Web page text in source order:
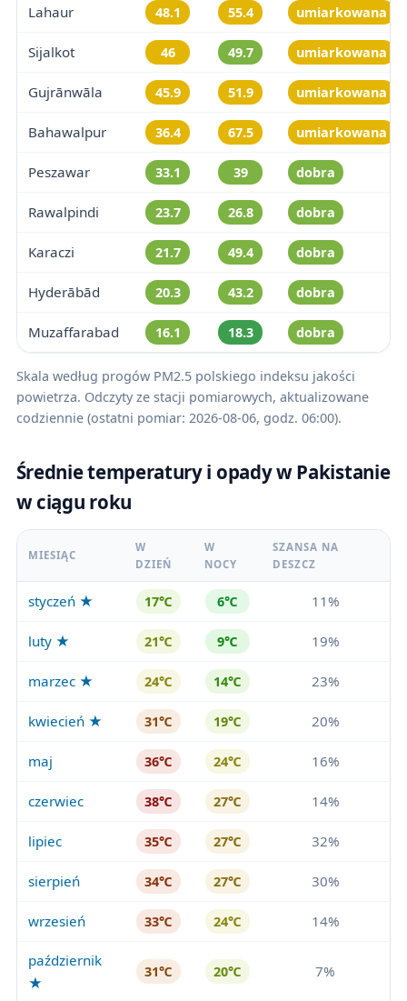
Lahaur 48.1 55.4 umiarkowana
Sijalkot 46 49.7 umiarkowana
Gujrānwāla 45.9 51.9 umiarkowana
Bahawalpur 36.4 67.5 umiarkowana
Peszawar 33.1 39 dobra
Rawalpindi 23.7 26.8 dobra
Karaczi 21.7 49.4 dobra
Hyderābād 20.3 43.2 dobra
Muzaffarabad 16.1 18.3 dobra
Skala według progów PM2.5 polskiego indeksu jakości
powietrza. Odczyty ze stacji pomiarowych, aktualizowane
codziennie (ostatni pomiar: 2026-08-06, godz. 06:00).
Średnie temperatury i opady w Pakistanie
w ciągu roku
MIESIĄC
W
DZIEŃ
W
NOCY
SZANSA NA
DESZCZ
styczeń ★ 17℃ 6℃ 11%
luty ★ 21℃ 9℃ 19%
marzec ★ 24℃ 14℃ 23%
kwiecień ★ 31℃ 19℃ 20%
maj 36℃ 24℃ 16%
czerwiec 38℃ 27℃ 14%
lipiec 35℃ 27℃ 32%
sierpień 34℃ 27℃ 30%
wrzesień 33℃ 24℃ 14%
październik
★
31℃ 20℃ 7%